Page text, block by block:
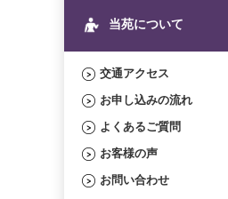
当苑について
交通アクセス
お申し込みの流れ
よくあるご質問
お客様の声
お問い合わせ